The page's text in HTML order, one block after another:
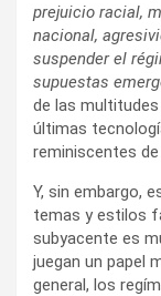
prejuicio racial,
nacional,
suspender el
supuestas
de las
últimas
reminiscentes
Y, sin embargo,
temas y estilos
subyacente es
juegan un papel
general, los